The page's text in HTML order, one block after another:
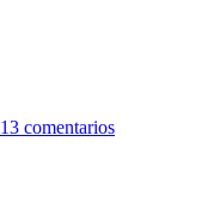
13 comentarios